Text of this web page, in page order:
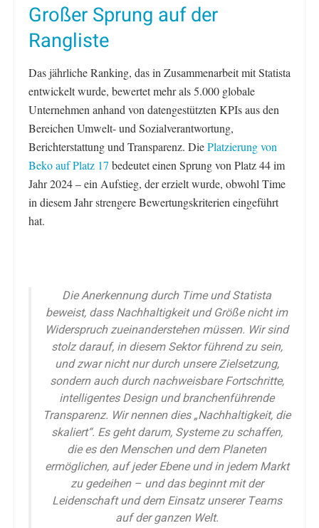
Großer Sprung auf der
Rangliste
Das jährliche Ranking, das in Zusammenarbeit mit Statista
entwickelt wurde, bewertet mehr als 5.000 globale
Unternehmen anhand von datengestützten KPIs aus den
Bereichen Umwelt- und Sozialverantwortung,
Berichterstattung und Transparenz. DiePlatzierung von
Beko auf Platz 17 bedeutet einen Sprung von Platz 44 im
Jahr 2024 – ein Aufstieg, der erzielt wurde, obwohl Time
in diesem Jahr strengere Bewertungskriterien eingeführt
hat.
Die Anerkennung durch Time und Statista
beweist, dass Nachhaltigkeit und Größe nicht im
Widerspruch zueinanderstehen müssen. Wir sind
stolz darauf, in diesem Sektor führend zu sein,
und zwar nicht nur durch unsere Zielsetzung,
sondern auch durch nachweisbare Fortschritte,
intelligentes Design und branchenführende
Transparenz. Wir nennen dies „Nachhaltigkeit, die
skaliert“. Es geht darum, Systeme zu schaffen,
die es den Menschen und dem Planeten
ermöglichen, auf jeder Ebene und in jedem Markt
zu gedeihen – und das beginnt mit der
Leidenschaft und dem Einsatz unserer Teams
auf der ganzen Welt.